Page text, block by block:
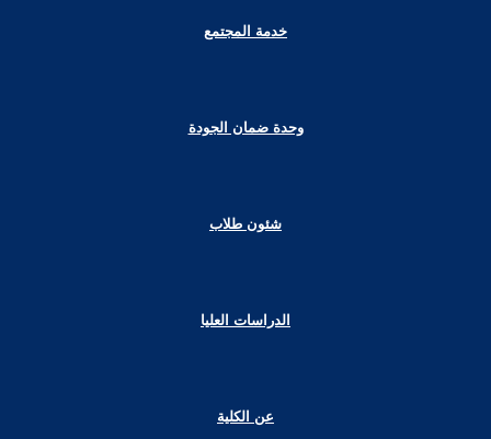
خدمة المجتمع
وحدة ضمان الجودة
شئون طلاب
الدراسات العليا
عن الكلية